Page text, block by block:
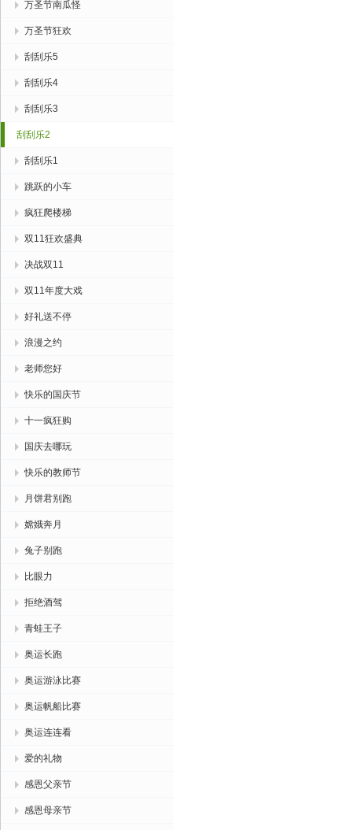
万圣节南瓜怪
万圣节狂欢
刮刮乐5
刮刮乐4
刮刮乐3
刮刮乐2
刮刮乐1
跳跃的小车
疯狂爬楼梯
双11狂欢盛典
决战双11
双11年度大戏
好礼送不停
浪漫之约
老师您好
快乐的国庆节
十一疯狂购
国庆去哪玩
快乐的教师节
月饼君别跑
嫦娥奔月
兔子别跑
比眼力
拒绝酒驾
青蛙王子
奥运长跑
奥运游泳比赛
奥运帆船比赛
奥运连连看
爱的礼物
感恩父亲节
感恩母亲节